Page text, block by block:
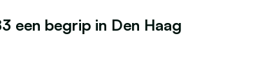
een begrip in Den Haag